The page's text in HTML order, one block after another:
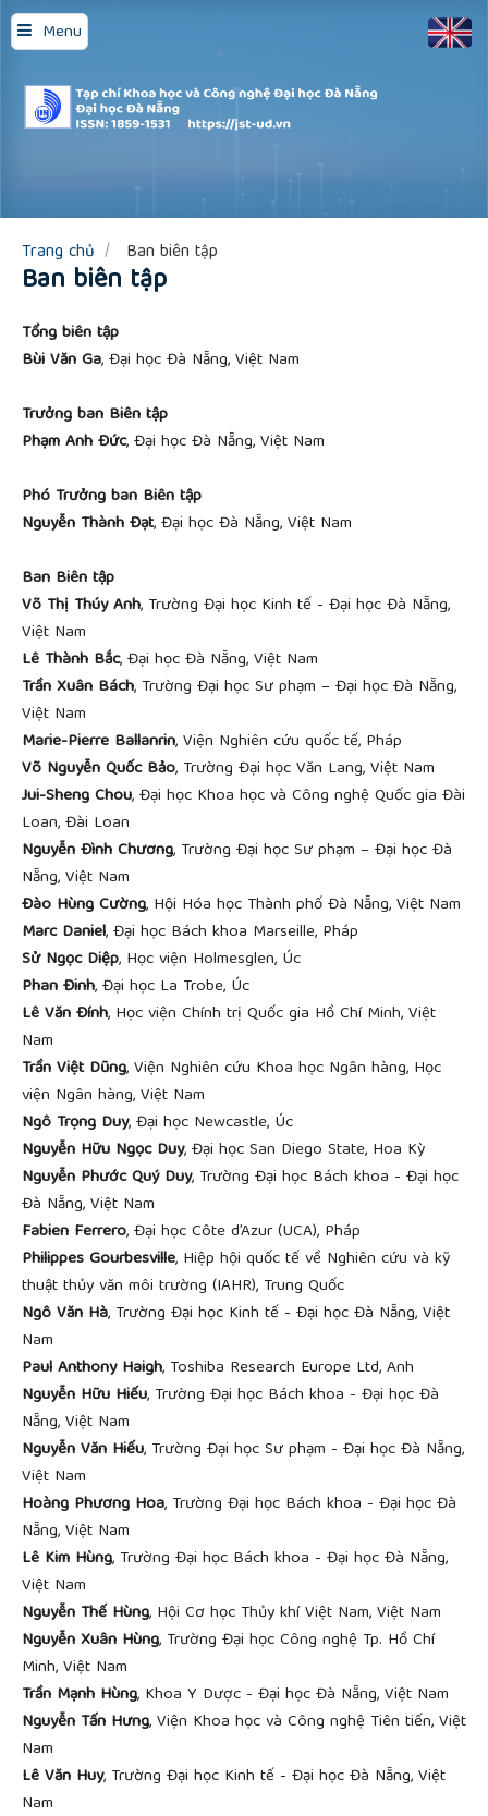
Menu
Quick
jump
to
page
content
Main
Sidebar
Trang chủ Ban biên tập
Ban biên tập
Tổng biên tập
Bùi Văn Ga, Đại học Đà Nẵng, Việt Nam
Trưởng ban Biên tập
Phạm Anh Đức, Đại học Đà Nẵng, Việt Nam
Phó Trưởng ban Biên tập
Nguyễn Thành Đạt, Đại học Đà Nẵng, Việt Nam
Ban Biên tập
Võ Thị Thúy Anh, Trường Đại học Kinh tế - Đại học Đà Nẵng,
Việt Nam
Lê Thành Bắc, Đại học Đà Nẵng, Việt Nam
Trần Xuân Bách, Trường Đại học Sư phạm – Đại học Đà Nẵng,
Việt Nam
Marie-Pierre Ballanrin, Viện Nghiên cứu quốc tế, Pháp
Võ Nguyễn Quốc Bảo, Trường Đại học Văn Lang, Việt Nam
Jui-Sheng Chou, Đại học Khoa học và Công nghệ Quốc gia Đài
Loan, Đài Loan
Nguyễn Đình Chương, Trường Đại học Sư phạm – Đại học Đà
Nẵng, Việt Nam
Đào Hùng Cường, Hội Hóa học Thành phố Đà Nẵng, Việt Nam
Marc Daniel, Đại học Bách khoa Marseille, Pháp
Sử Ngọc Diệp, Học viện Holmesglen, Úc
Phan Đinh, Đại học La Trobe, Úc
Lê Văn Đính, Học viện Chính trị Quốc gia Hồ Chí Minh, Việt
Nam
Trần Việt Dũng, Viện Nghiên cứu Khoa học Ngân hàng, Học
viện Ngân hàng, Việt Nam
Ngô Trọng Duy, Đại học Newcastle, Úc
Nguyễn Hữu Ngọc Duy, Đại học San Diego State, Hoa Kỳ
Nguyễn Phước Quý Duy, Trường Đại học Bách khoa - Đại học
Đà Nẵng, Việt Nam
Fabien Ferrero, Đại học Côte d’Azur (UCA), Pháp
Philippes Gourbesville, Hiệp hội quốc tế về Nghiên cứu và kỹ
thuật thủy văn môi trường (IAHR), Trung Quốc
Ngô Văn Hà, Trường Đại học Kinh tế - Đại học Đà Nẵng, Việt
Nam
Paul Anthony Haigh, Toshiba Research Europe Ltd, Anh
Nguyễn Hữu Hiếu, Trường Đại học Bách khoa - Đại học Đà
Nẵng, Việt Nam
Nguyễn Văn Hiếu, Trường Đại học Sư phạm - Đại học Đà Nẵng,
Việt Nam
Hoàng Phương Hoa, Trường Đại học Bách khoa - Đại học Đà
Nẵng, Việt Nam
Lê Kim Hùng, Trường Đại học Bách khoa - Đại học Đà Nẵng,
Việt Nam
Nguyễn Thế Hùng, Hội Cơ học Thủy khí Việt Nam, Việt Nam
Nguyễn Xuân Hùng, Trường Đại học Công nghệ Tp. Hồ Chí
Minh, Việt Nam
Trần Mạnh Hùng, Khoa Y Dược - Đại học Đà Nẵng, Việt Nam
Nguyễn Tấn Hưng, Viện Khoa học và Công nghệ Tiên tiến, Việt
Nam
Lê Văn Huy, Trường Đại học Kinh tế - Đại học Đà Nẵng, Việt
Nam